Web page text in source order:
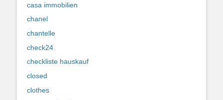
casa immobilien
chanel
chantelle
check24
checkliste hauskauf
closed
clothes